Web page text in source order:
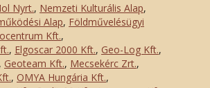
Nyrt., Nemzeti Kulturális Alap,
Alap, Földművelésügyi
Kft.,
., Elgoscar 2000 Kft., Geo-Log Kft.,
, Geoteam Kft., Mecsekérc Zrt.,
, OMYA Hungária Kft.,